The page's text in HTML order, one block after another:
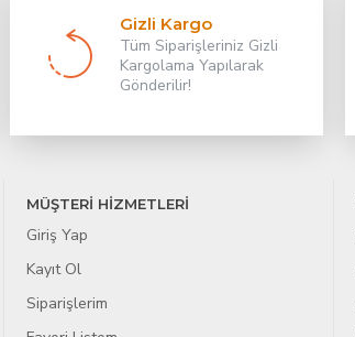
Gizli Kargo
Tüm Siparişleriniz Gizli
Kargolama Yapılarak
Gönderilir!
MÜŞTERİ HİZMETLERİ
Giriş Yap
Kayıt Ol
Siparişlerim